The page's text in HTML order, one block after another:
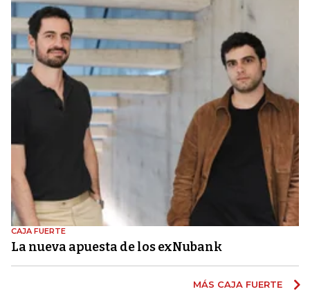
CAJA FUERTE
La nueva apuesta de los exNubank
MÁS CAJA FUERTE